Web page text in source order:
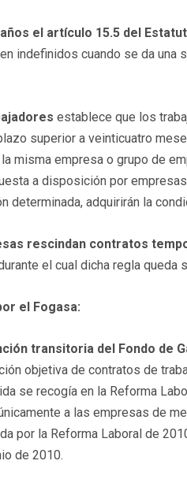
el artículo 15.5 del
indefinidos cuando se da una
establece que los
superior a veinticuatro
misma empresa o grupo de
a disposición por
adquirirán la
rescindan contratos
el cual dicha regla queda
el Fogasa:
transitoria del Fondo de
objetiva de contratos de
se recogía en la Reforma
a las empresas de
por la Reforma Laboral de
de 2010.